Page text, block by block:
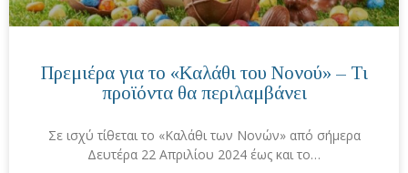
Πρεμιέρα για το «Καλάθι του Νονού» – Τι
προϊόντα θα περιλαμβάνει
Σε ισχύ τίθεται το «Καλάθι των Νονών» από σήμερα
Δευτέρα 22 Απριλίου 2024 έως και το…